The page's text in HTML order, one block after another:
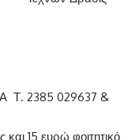
Τ. 2385 029637 &
και 15 ευρώ φοιτητικό